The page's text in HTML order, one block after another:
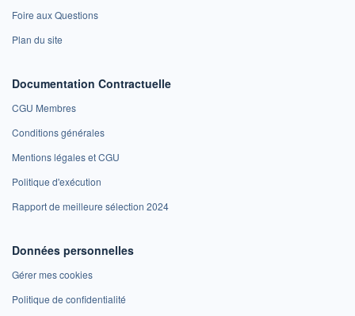
Foire aux Questions
Plan du site
Documentation Contractuelle
CGU Membres
Conditions générales
Mentions légales et CGU
Politique d'exécution
Rapport de meilleure sélection 2024
Données personnelles
Gérer mes cookies
Politique de confidentialité